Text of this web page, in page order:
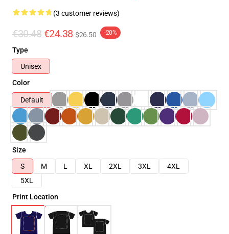
(3 customer reviews)
€30.48 €24.38 $26.50 -20%
Type
Unisex
Color
Default
Size
S
M L XL 2XL 3XL
4XL
5XL
Print Location